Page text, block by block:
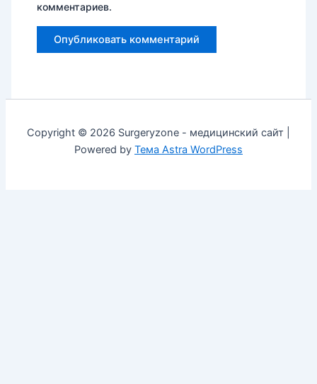
комментариев.
Copyright © 2026 Surgeryzone - медицинский сайт |
Powered by Тема Astra WordPress